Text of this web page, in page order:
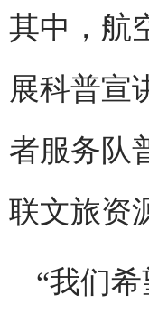
其中，航
展科普宣
者服务队
联文旅资
“我们